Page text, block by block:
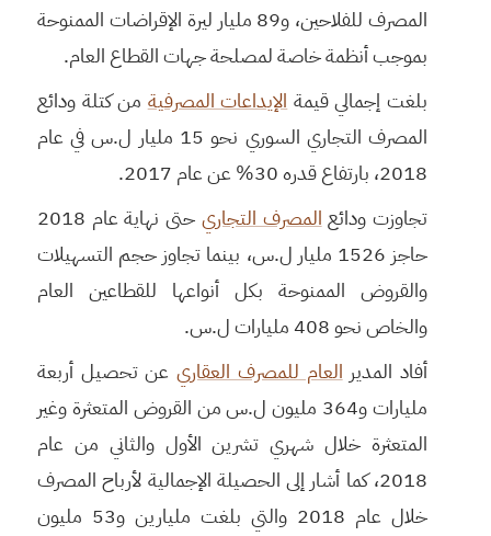
المصرف للفلاحين، و89 مليار ليرة الإقراضات الممنوحة
بموجب أنظمة خاصة لمصلحة جهات القطاع العام.
بلغت إجمالي قيمةالإيداعات المصرفيةمن كتلة ودائع
المصرف التجاري السوري نحو 15 مليار ل.س في عام
2018، بارتفاع قدره 30% عن عام 2017.
تجاوزت ودائعالمصرف التجاري
حتى نهاية عام 2018
حاجز 1526 مليار ل.س، بينما تجاوز حجم التسهيلات
والقروض الممنوحة بكل أنواعها للقطاعين العام
والخاص نحو 408 مليارات ل.س.
أفاد المديرالعام للمصرف العقاريعن تحصيل أربعة
مليارات و364 مليون ل.س من القروض المتعثرة وغير
المتعثرة خلال شهري تشرين الأول والثاني من عام
2018، كما أشار إلى الحصيلة الإجمالية لأرباح المصرف
خلال عام 2018 والتي بلغت مليارين و53 مليون